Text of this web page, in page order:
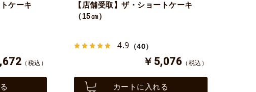
ケーキ
（税込）
【店舗受取】ザ・ショートケーキ
（15㎝）
4.9 （40）
￥5,076 （税込）
カートに入れる